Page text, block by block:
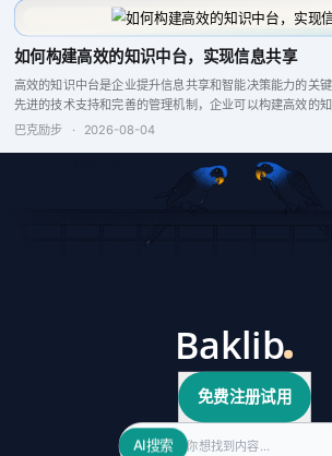
如何构建高效的知识中台，实现信息共享
高效的知识中台是企业提升信息共享和智能决策能力的关
先进的技术支持和完善的管理机制，企业可以构建高效的
增强企业竞争力。
巴克励步 · 2026-08-04
免费注册试用
Search
AI搜索